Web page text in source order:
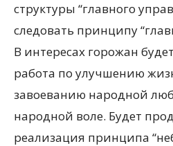
структуры “главного
следовать принципу
В интересах горожан
работа по улучшению
завоеванию народной
народной воле. Будет
реализация принципа